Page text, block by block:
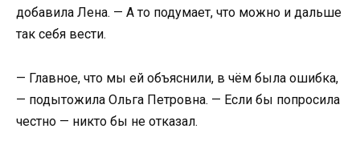
добавила Лена. — А то подумает, что можно и дальше
так себя вести.
— Главное, что мы ей объяснили, в чём была ошибка,
— подытожила Ольга Петровна. — Если бы попросила
честно — никто бы не отказал.